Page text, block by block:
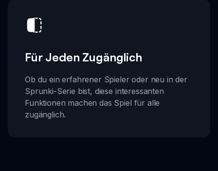
Für Jeden Zugänglich
Ob du ein erfahrener Spieler oder neu in der
Sprunki-Serie bist, diese interessanten
Funktionen machen das Spiel für alle
zugänglich.